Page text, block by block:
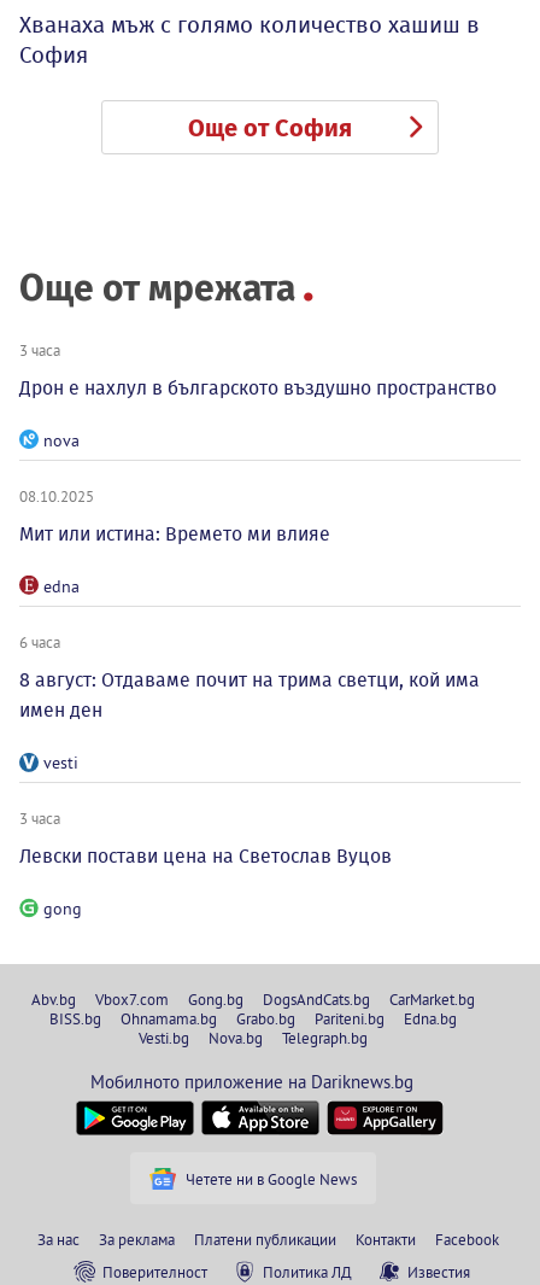
Хванаха мъж с голямо количество хашиш в
София
Още от София
Още от мрежата
3 часа
Дрон е нахлул в българското въздушно пространство
nova
08.10.2025
Мит или истина: Времето ми влияе
edna
6 часа
8 август: Отдаваме почит на трима светци, кой има
имен ден
vesti
3 часа
Левски постави цена на Светослав Вуцов
gong
Abv.bg Vbox7.com Gong.bg DogsAndCats.bg
CarMarket.bg
BISS.bg
Ohnamama.bg Grabo.bg Pariteni.bg
Edna.bg
Vesti.bg
Nova.bg Telegraph.bg
Мобилното приложение на Dariknews.bg
Четете ни в Google News
За нас За реклама Платени публикации Контакти
Facebook
Поверителност
Политика ЛД Известия